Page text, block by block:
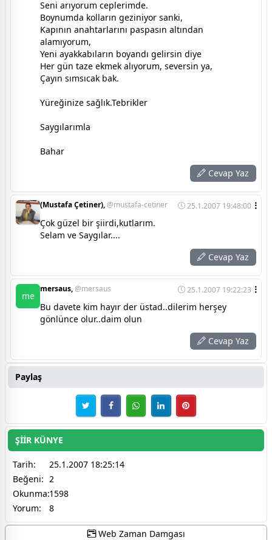
Seni arıyorum ceplerimde.
Boynumda kolların geziniyor sanki,
Kapının anahtarlarını paspasın altından
alamıyorum,
Yeni ayakkabıların boyandı gelirsin diye
Her gün taze ekmek alıyorum, seversin ya,
Çayın sımsıcak bak.
Yüreğinize sağlık.Tebrikler
Saygılarımla
Bahar
Cevap Yaz
(Mustafa Çetiner),@mustafa-cetiner 25.1.2007 19:48:00
Çok güzel bir şiirdi,kutlarım.
Selam ve Saygılar....
Cevap Yaz
me
mersaus,@mersaus 25.1.2007 19:22:23
Bu davete kim hayır der üstad..dilerim herşey
gönlünce olur..daim olun
Cevap Yaz
Paylaş
ŞİİR KÜNYE
Tarih:
25.1.2007 18:25:14
Beğeni: 2
Okunma:1598
Yorum:
8
Web Zaman Damgası